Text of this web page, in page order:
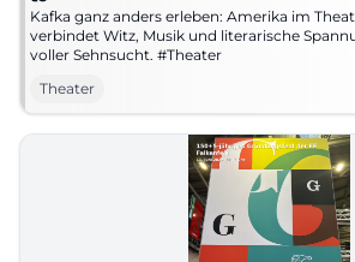
Kafka ganz anders erleben: Amerika im
verbindet Witz, Musik und literarische
voller Sehnsucht. #Theater
Theater